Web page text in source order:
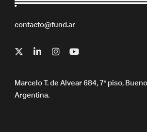
contacto@fund.ar
Marcelo T. de Alvear 684, 7° piso,
Argentina.